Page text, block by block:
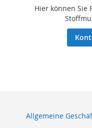
Hier können Sie
Allgemeine